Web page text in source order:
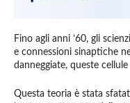
Fino agli anni ’60, gli
e connessioni sinaptiche
danneggiate, queste
Questa teoria è stata